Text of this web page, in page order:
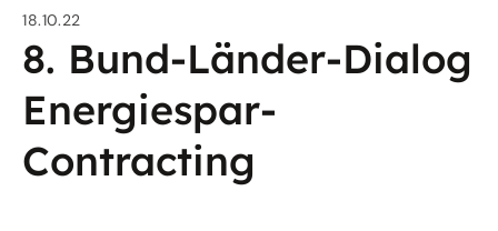
(dena)
-
zur
Startseite
18.10.22
8. Bund-Länder-Dialog
Energiespar-
Contracting